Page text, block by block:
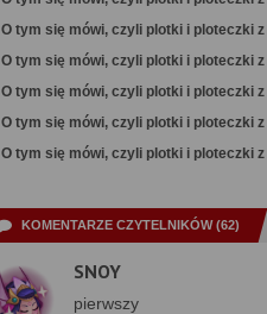
O tym się mówi, czyli plotki i ploteczki
O tym się mówi, czyli plotki i ploteczki
O tym się mówi, czyli plotki i ploteczki
O tym się mówi, czyli plotki i ploteczki
O tym się mówi, czyli plotki i ploteczki
KOMENTARZE CZYTELNIKÓW (62)
SNOY
pierwszy